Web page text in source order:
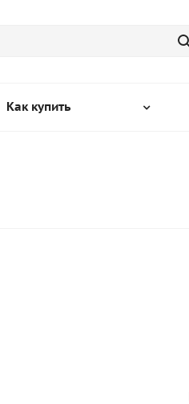
Как купить